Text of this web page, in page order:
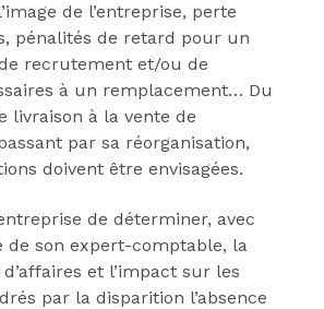
de l’entreprise, perte
pénalités de retard pour un
recrutement et/ou de
à un remplacement… Du
livraison à la vente de
par sa réorganisation,
doivent être envisagées.
de déterminer, avec
de son expert-comptable, la
et l’impact sur les
par la disparition l’absence